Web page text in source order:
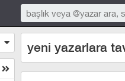
yeni yazarlara